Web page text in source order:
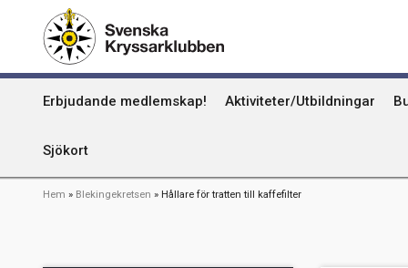
huvudinnehåll
Erbjudande medlemskap! Aktiviteter/Utbildningar
Sjökort
Kummel
Uthamn
Naturhamn
Länkstig
Hem Blekingekretsen Hållare för tratten till kaffefilter